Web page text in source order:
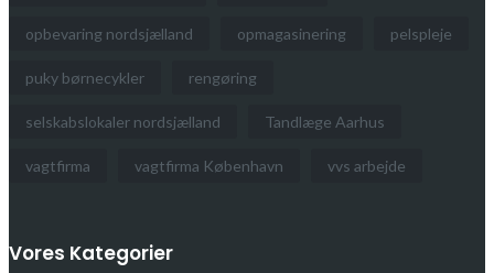
opbevaring nordsjælland opmagasinering pelspleje
puky børnecykler rengøring
selskabslokaler nordsjælland Tandlæge Aarhus
vagtfirma vagtfirma København vvs arbejde
Vores Kategorier